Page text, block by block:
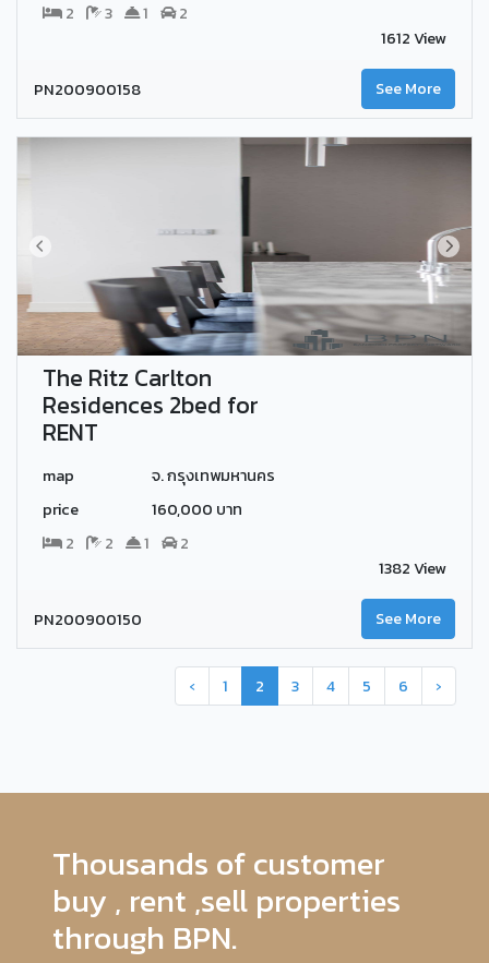
2
3 1
2
1612 View
PN200900158 See More
The Ritz Carlton
Residences 2bed for
RENT
map
จ. กรุงเทพมหานคร
price
160,000 บาท
2
2 1
2
1382 View
PN200900150 See More
‹ 1 2 3 4 5 6 ›
Thousands of customer
buy , rent ,sell properties
through BPN.